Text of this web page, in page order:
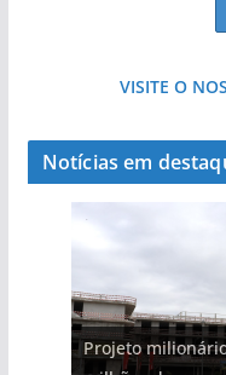
VISITE O
Notícias em
Projeto